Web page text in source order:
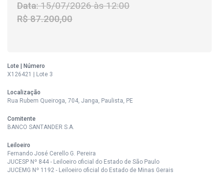
Data:15/07/2026 às 12:00
R$ 87.200,00
Lote | Número
X126421 | Lote 3
Localização
Rua Rubem Queiroga, 704, Janga, Paulista, PE
Comitente
BANCO SANTANDER S.A.
Leiloeiro
Fernando José Cerello G. Pereira
JUCESP Nº 844 - Leiloeiro oficial do Estado de São Paulo
JUCEMG Nº 1192 - Leiloeiro oficial do Estado de Minas Gerais